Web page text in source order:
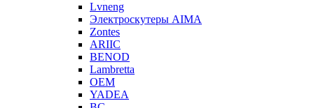
Lvneng
Электроскутеры AIMA
Zontes
ARIIC
BENOD
Lambretta
OEM
YADEA